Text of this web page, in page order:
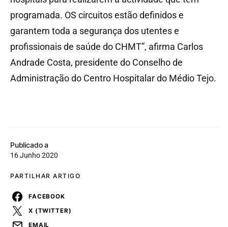
Publicado a
16 Junho 2020
PARTILHAR ARTIGO
FACEBOOK
X (TWITTER)
EMAIL
programada. OS circuitos estão definidos e
garantem toda a segurança dos utentes e
profissionais de saúde do CHMT”, afirma Carlos
Andrade Costa, presidente do Conselho de
Administração do Centro Hospitalar do Médio Tejo.